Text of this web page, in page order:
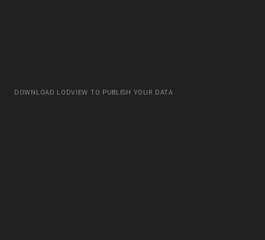
DOWNLOAD LODVIEW TO PUBLISH YOUR DATA